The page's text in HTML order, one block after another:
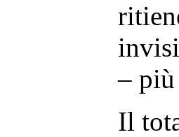
–
Il